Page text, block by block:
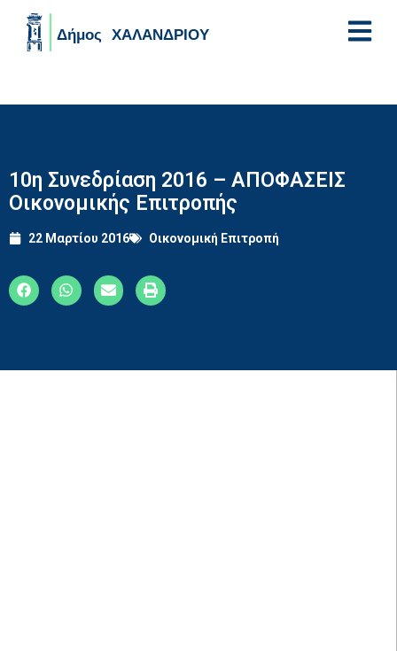
10η Συνεδρίαση 2016 – ΑΠΟΦΑΣΕΙΣ
Οικονομικής Επιτροπής
22 Μαρτίου 2016 Οικονομική Επιτροπή